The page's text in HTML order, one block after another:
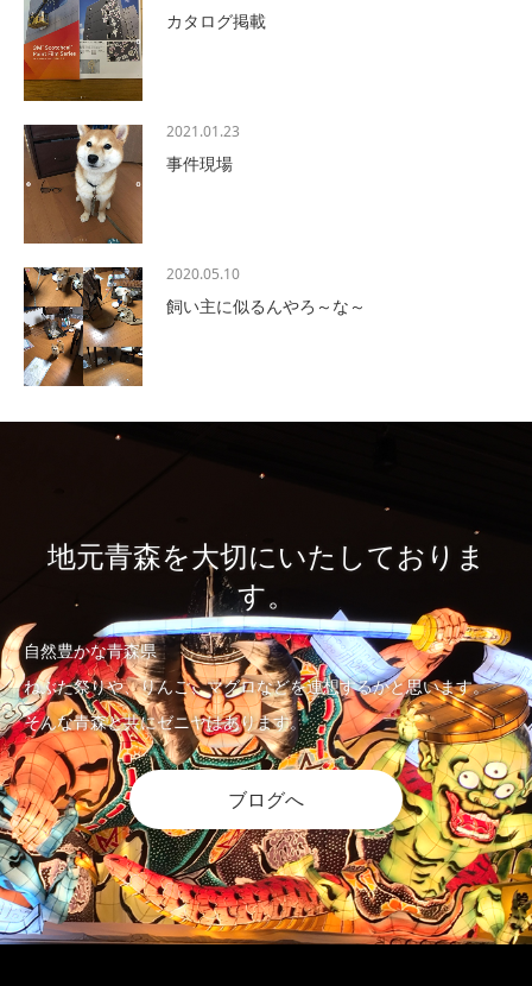
カタログ掲載
2021.01.23
事件現場
2020.05.10
飼い主に似るんやろ～な～
地元青森を大切にいたしておりま
す。
自然豊かな青森県
ねぶた祭りや、りんご、マグロなどを連想するかと思います。
そんな青森と共にゼニヤはあります。
ブログへ